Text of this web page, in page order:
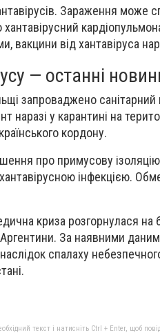
Зараження може
вакцини від хантавіруса
— останні
запроваджено
наразі у карантині на
кордону.
про примусову
інфекцією.
криза розгорнулася на
За наявними
спалаху
текст і натисніть Ctrl + Enter, щоб